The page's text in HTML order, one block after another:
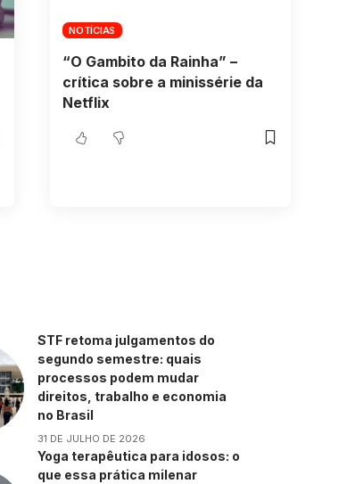
NOTÍCIAS
“O Gambito da Rainha” –
crítica sobre a minissérie da
Netflix
STF retoma julgamentos do
segundo semestre: quais
processos podem mudar
direitos, trabalho e economia
no Brasil
31 DE JULHO DE 2026
Yoga terapêutica para idosos: o
que essa prática milenar